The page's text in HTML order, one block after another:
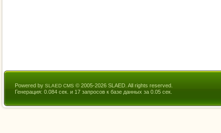
Powered by SLAED CMS © 2005-2026 SLAED. All rights reserved.
Генерация: 0.084 сек. и 17 запросов к базе данных за 0.05 сек.